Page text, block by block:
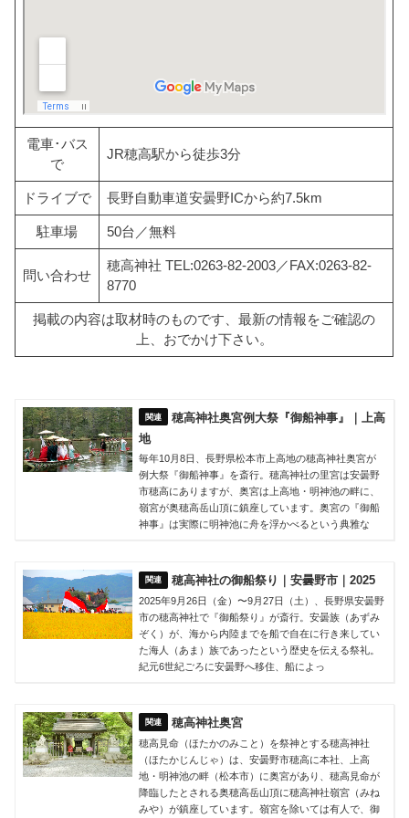
電車･バス
で
JR穂高駅から徒歩3分
ドライブで 長野自動車道安曇野ICから約7.5km
駐車場 50台／無料
問い合わせ
穂高神社 TEL:0263-82-2003／FAX:0263-82-
8770
掲載の内容は取材時のものです、最新の情報をご確認の
上、おでかけ下さい。
穂高神社奥宮例大祭『御船神事』｜上高
地
毎年10月8日、長野県松本市上高地の穂高神社奥宮が
例大祭『御船神事』を斎行。穂高神社の里宮は安曇野
市穂高にありますが、奥宮は上高地・明神池の畔に、
嶺宮が奥穂高岳山頂に鎮座しています。奥宮の『御船
神事』は実際に明神池に舟を浮かべるという典雅な
穂高神社の御船祭り｜安曇野市｜2025
2025年9月26日（金）〜9月27日（土）、長野県安曇野
市の穂高神社で『御船祭り』が斎行。安曇族（あずみ
ぞく）が、海から内陸までを船で自在に行き来してい
た海人（あま）族であったという歴史を伝える祭礼。
紀元6世紀ごろに安曇野へ移住、船によっ
穂高神社奥宮
穂高見命（ほたかのみこと）を祭神とする穂高神社
（ほたかじんじゃ）は、安曇野市穂高に本社、上高
地・明神池の畔（松本市）に奥宮があり、穂高見命が
降臨したとされる奥穂高岳山頂に穂高神社嶺宮（みね
みや）が鎮座しています。嶺宮を除いては有人で、御